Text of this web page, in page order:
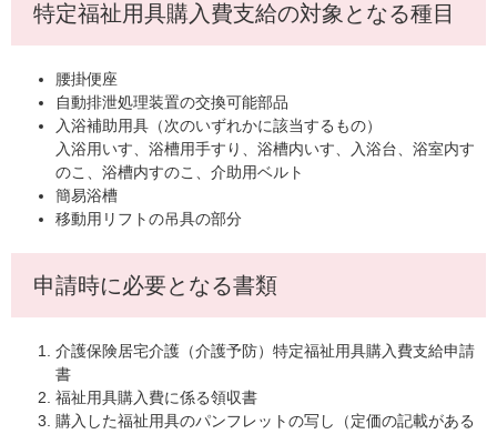
特定福祉用具購入費支給の対象となる種目
腰掛便座
自動排泄処理装置の交換可能部品
入浴補助用具（次のいずれかに該当するもの）
入浴用いす、浴槽用手すり、浴槽内いす、入浴台、浴室内す
のこ、浴槽内すのこ、介助用ベルト
簡易浴槽
移動用リフトの吊具の部分
申請時に必要となる書類
介護保険居宅介護（介護予防）特定福祉用具購入費支給申請
書
福祉用具購入費に係る領収書
購入した福祉用具のパンフレットの写し（定価の記載がある